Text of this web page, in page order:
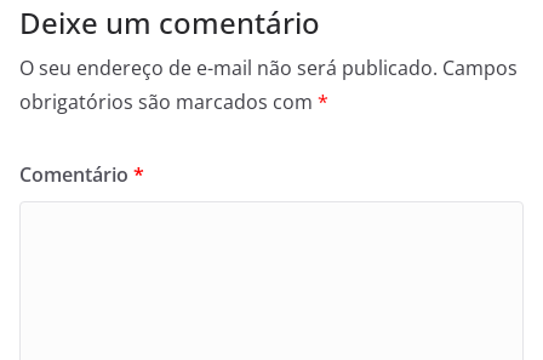
Deixe um comentário
O seu endereço de e-mail não será publicado. Campos
obrigatórios são marcados com *
Comentário *